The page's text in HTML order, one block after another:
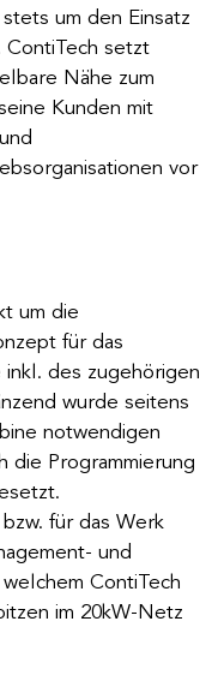
um den Einsatz
ContiTech setzt
Nähe zum
Kunden mit
vor
um die
für das
des zugehörigen
wurde seitens
notwendigen
die Programmierung
für das Werk
und
ContiTech
im 20kW-Netz